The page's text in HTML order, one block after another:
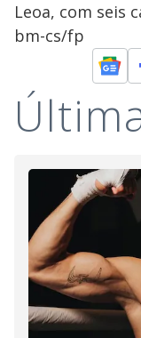
Leoa, com seis
bm-cs/fp